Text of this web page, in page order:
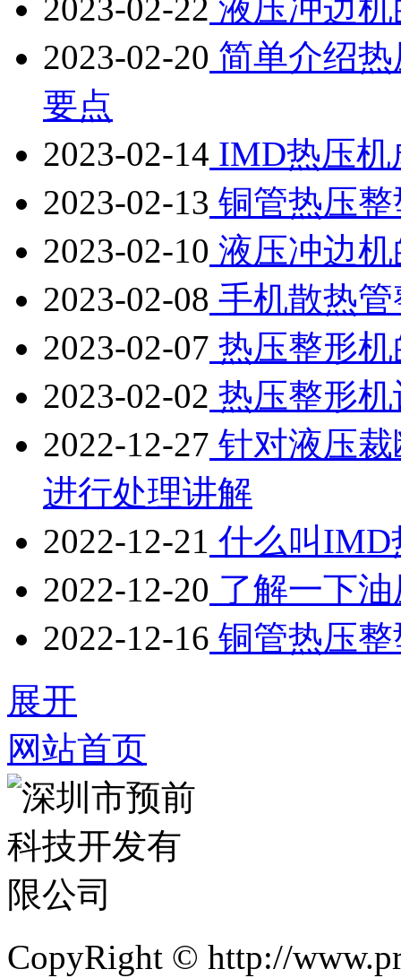
2023-02-22 液压冲边
2023-02-20 简单介绍
要点
2023-02-14 IMD热压机
2023-02-13 铜管热压
2023-02-10 液压冲边
2023-02-08 手机散热
2023-02-07 热压整形
2023-02-02 热压整形
2022-12-27 针对液压
进行处理讲解
2022-12-21 什么叫IMD
2022-12-20 了解一下
2022-12-16 铜管热压
展开
网站首页
CopyRight © http://